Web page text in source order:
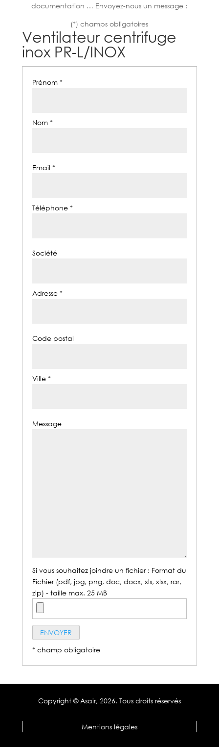
documentation … Envoyez-nous un message :
(*) champs obligatoires
Ventilateur centrifuge
inox PR-L/INOX
Prénom *
Nom *
Email *
Téléphone *
Société
Adresse *
Code postal
Ville *
Message
Si vous souhaitez joindre un fichier : Format du
Fichier (pdf, jpg, png, doc, docx, xls, xlsx, rar,
zip) - taille max. 25 MB
* champ obligatoire
Copyright © Asair, 2026. Tous droits réservés
Mentions légales